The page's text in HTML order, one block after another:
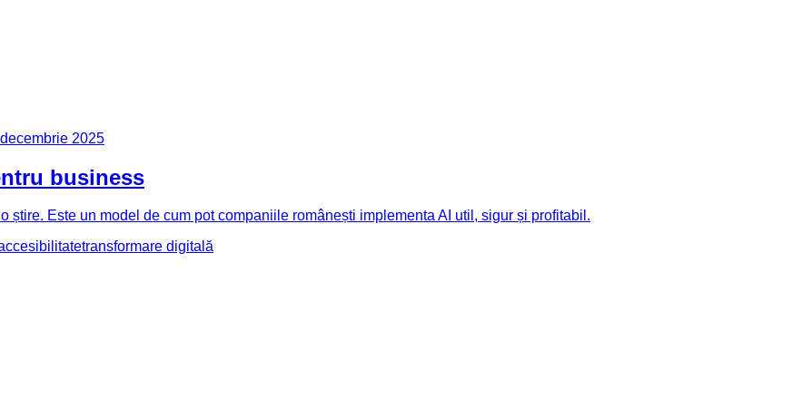
2025
business
știre. Este un model de cum pot companiile românești implementa AI util, sigur și profitabil.
transformare digitală